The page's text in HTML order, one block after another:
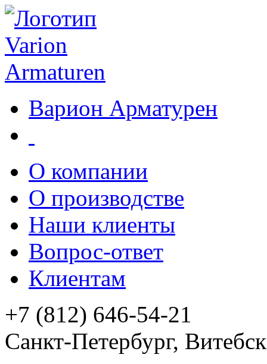
Варион Арматурен
О компании
О производстве
Наши клиенты
Вопрос-ответ
Клиентам
+7 (812) 646-54-21
Санкт-Петербург,